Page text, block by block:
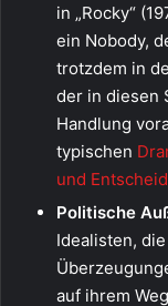
in „Rocky“
ein Nobody,
trotzdem in
der in diesen
Handlung
typischen
und
Politische
Idealisten,
auf ihrem